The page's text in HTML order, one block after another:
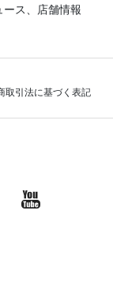
ス、店舗情報
取引法に基づく表記